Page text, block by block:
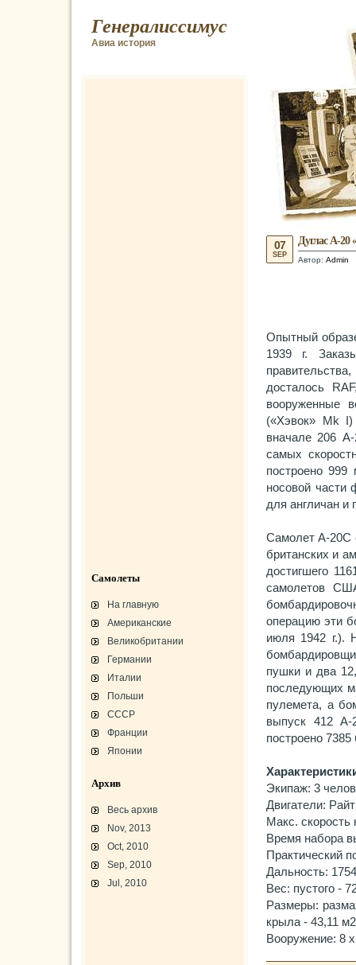
Генералиссимус
Авиа история
Дуглас А-20
Автор: Admin
07
SEP
Опытный
1939 г.
досталось
вооруженные
(«Хэвок» Mk
вначале 206
самых
построено
носовой части
для англичан и
Самолет А-20С
британских и
достигшего
самолетов
операцию эти
июля 1942 г.).
пушки и два
последующих
пулемета, а
выпуск 412
построено
Экипаж: 3
Двигатели:
Макс. скорость
Время набора
Практический
Дальность:
Вес: пустого -
Размеры:
крыла - 43,11
Вооружение: 8
Самолеты
На главную
Американские
Великобритании
Германии
Италии
Польши
СССР
Франции
Японии
Архив
Весь архив
Nov, 2013
Oct, 2010
Sep, 2010
Jul, 2010